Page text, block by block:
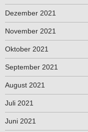
Dezember 2021
November 2021
Oktober 2021
September 2021
August 2021
Juli 2021
Juni 2021